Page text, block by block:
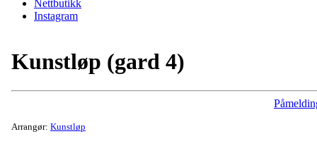
Nettbutikk
Instagram
Kunstløp (gard 4)
Arrangør: Kunstløp